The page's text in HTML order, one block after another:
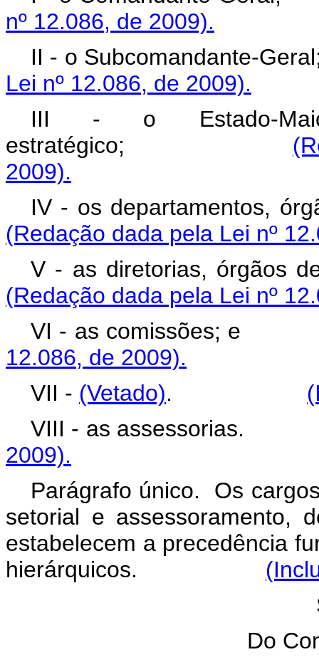
nº 12.086, de 2009).
II - o
Lei nº 12.086, de 2009).
III - o Estado-
estratégico;
2009).
IV - os
(Redação dada pela Lei nº
V - as diretorias,
(Redação dada pela Lei nº
VI - as
12.086, de 2009).
VII - (Vetado).
VIII - as
2009).
Parágrafo único. Os
setorial e assessoramento,
estabelecem a precedência
hierárquicos.
Do